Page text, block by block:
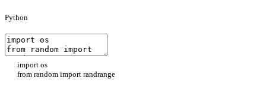
Python
import os
from random import randrange